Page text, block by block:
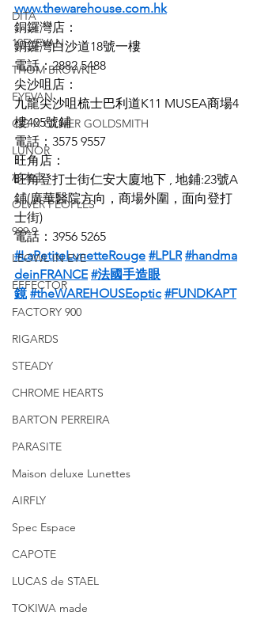
DITA
10EYEVAN
THOM BROWNE
EYEVAN
OG X OLIVER GOLDSMITH
LUNOR
杉本圭
OLVER PEOPLES
999.9
LEOWL IN EYE
EFFECTOR
FACTORY 900
RIGARDS
STEADY
CHROME HEARTS
BARTON PERREIRA
PARASITE
Maison deluxe Lunettes
AIRFLY
Spec Espace
CAPOTE
LUCAS de STAEL
TOKIWA made
www.thewarehouse.com.hk
銅鑼灣店：
銅鑼灣白沙道18號一樓
電話：2882 5488
尖沙咀店：
九龍尖沙咀梳士巴利道K11 MUSEA商場4
樓405號鋪
電話：3575 9557
旺角店：
旺角登打士街仁安大廈地下 , 地鋪:23號A
鋪(廣華醫院方向，商場外圍，面向登打
士街)
電話：3956 5265
#LaPetiteLunetteRouge #LPLR #handma
deinFRANCE #法國手造眼
鏡 #theWAREHOUSEoptic #FUNDKAPT